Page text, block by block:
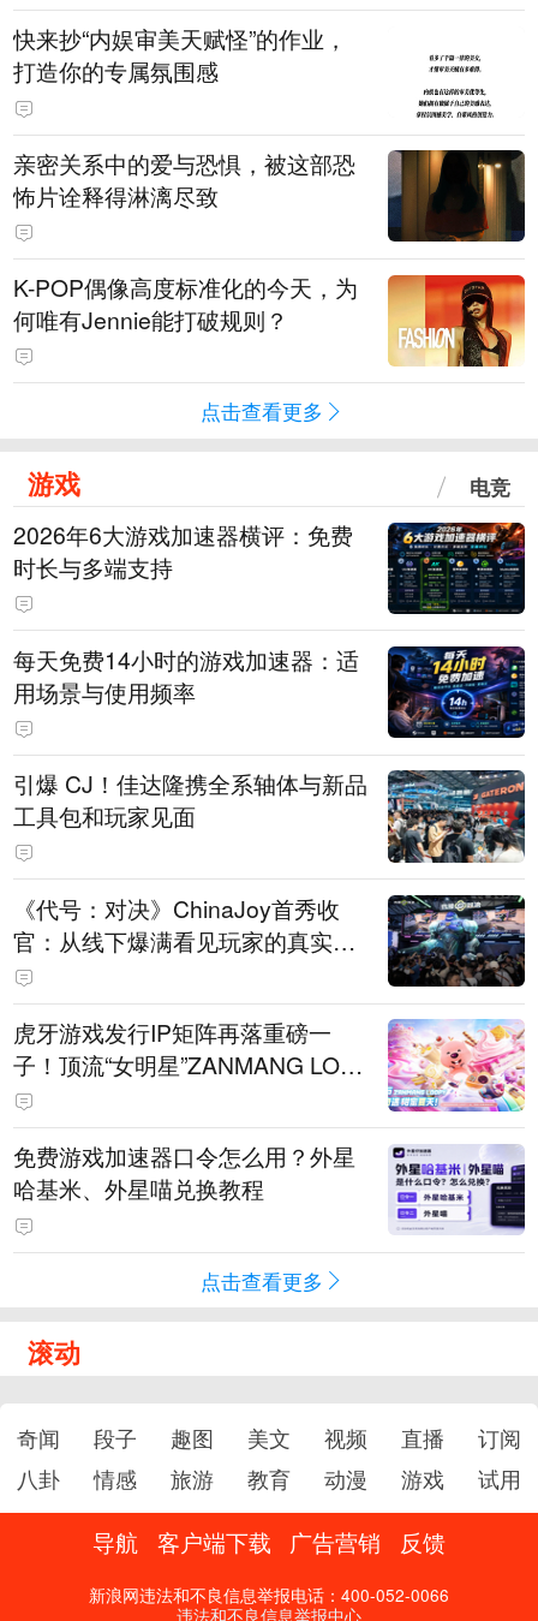
快来抄“内娱审美天赋怪”的作业，
打造你的专属氛围感
亲密关系中的爱与恐惧，被这部恐
怖片诠释得淋漓尽致
K-POP偶像高度标准化的今天，为
何唯有Jennie能打破规则？
点击查看更多
游戏 电竞
2026年6大游戏加速器横评：免费
时长与多端支持
每天免费14小时的游戏加速器：适
用场景与使用频率
引爆 CJ！佳达隆携全系轴体与新品
工具包和玩家见面
《代号：对决》ChinaJoy首秀收
官：从线下爆满看见玩家的真实期
待
虎牙游戏发行IP矩阵再落重磅一
子！顶流“女明星”ZANMANG LOO
PY 正版3D消除手游《消消奇遇》
惊喜曝光
免费游戏加速器口令怎么用？外星
哈基米、外星喵兑换教程
点击查看更多
滚动
奇闻 段子 趣图 美文 视频 直播
订阅
八卦
情感 旅游 教育 动漫 游戏 试用
导航 客户端下载 广告营销 反馈
新浪网违法和不良信息举报电话：400-052-0066
违法和不良信息举报中心